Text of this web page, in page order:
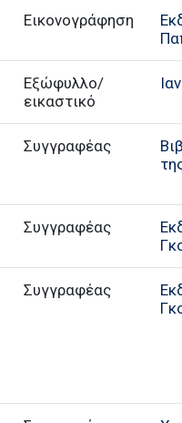
Εικονογράφηση
Εξώφυλλο/
εικαστικό
Συγγραφέας
Συγγραφέας